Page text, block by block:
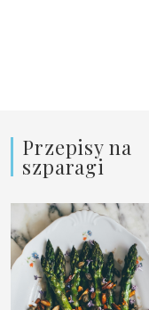
Przepisy na
szparagi